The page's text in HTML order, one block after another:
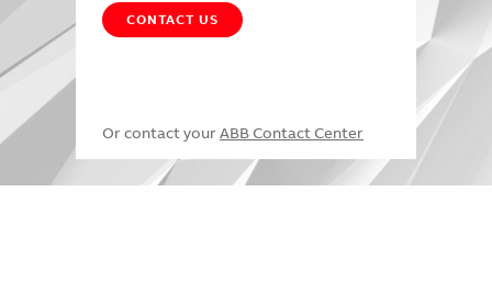
CONTACT US
Or contact your ABB Contact Center